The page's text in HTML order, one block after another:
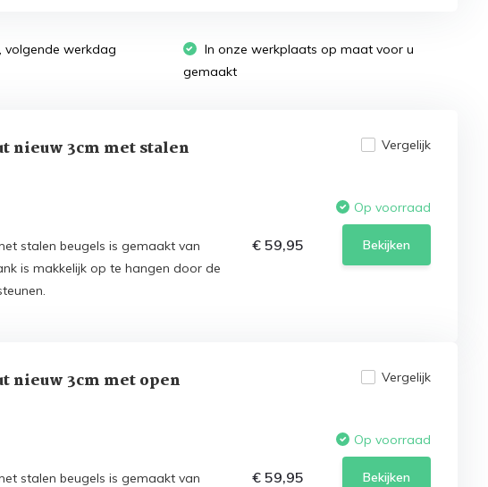
volgende werkdag
In onze werkplaats op maat voor u
gemaakt
nieuw 3cm met stalen
stalen beugels is gemaakt van
is makkelijk op te hangen door de
Vergelijk
Op voorraad
€ 59,95 Bekijken
nieuw 3cm met open
stalen beugels is gemaakt van
Vergelijk
Op voorraad
€ 59,95 Bekijken